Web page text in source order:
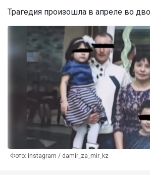
Трагедия произошла в апреле во
Фото: instagram / damir_za_mir_kz